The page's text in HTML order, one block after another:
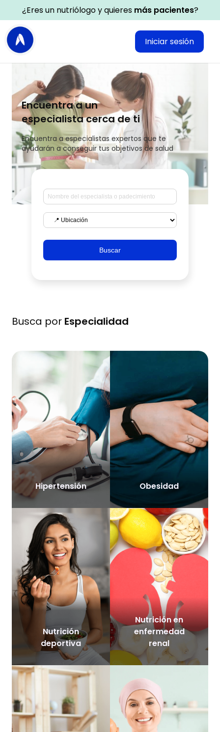
¿Eres un nutriólogo y quieres más pacientes?
Iniciar sesión
Encuentra a un
especialista cerca de ti
Encuentra a especialistas expertos que te
ayudarán a conseguir tus objetivos de salud
Buscar
Busca por Especialidad
Hipertensión Obesidad
Nutrición
deportiva
Nutrición en
enfermedad
renal